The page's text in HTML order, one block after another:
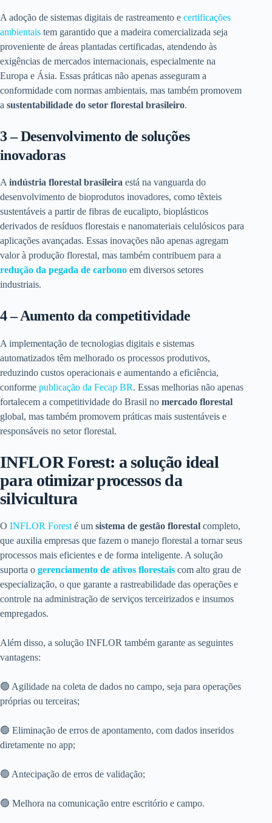
A adoção de sistemas digitais de rastreamento e certificações
ambientais tem garantido que a madeira comercializada seja
proveniente de áreas plantadas certificadas, atendendo às
exigências de mercados internacionais, especialmente na
Europa e Ásia. Essas práticas não apenas asseguram a
conformidade com normas ambientais, mas também promovem
a sustentabilidade do setor florestal brasileiro.
3 – Desenvolvimento de soluções
inovadoras
A indústria florestal brasileira está na vanguarda do
desenvolvimento de bioprodutos inovadores, como têxteis
sustentáveis a partir de fibras de eucalipto, bioplásticos
derivados de resíduos florestais e nanomateriais celulósicos para
aplicações avançadas. Essas inovações não apenas agregam
valor à produção florestal, mas também contribuem para a
redução da pegada de carbono em diversos setores
industriais.
4 – Aumento da competitividade
A implementação de tecnologias digitais e sistemas
automatizados têm melhorado os processos produtivos,
reduzindo custos operacionais e aumentando a eficiência,
conforme publicação da Fecap BR. Essas melhorias não apenas
fortalecem a competitividade do Brasil no mercado florestal
global, mas também promovem práticas mais sustentáveis e
responsáveis no setor florestal.
INFLOR Forest: a solução ideal
para otimizar processos da
silvicultura
O INFLOR Forest é um sistema de gestão florestal completo,
que auxilia empresas que fazem o manejo florestal a tornar seus
processos mais eficientes e de forma inteligente. A solução
suporta o gerenciamento de ativos florestais com alto grau de
especialização, o que garante a rastreabilidade das operações e
controle na administração de serviços terceirizados e insumos
empregados.
Além disso, a solução INFLOR também garante as seguintes
vantagens:
🟢 Agilidade na coleta de dados no campo, seja para operações
próprias ou terceiras;
🟢 Eliminação de erros de apontamento, com dados inseridos
diretamente no app;
🟢 Antecipação de erros de validação;
🟢 Melhora na comunicação entre escritório e campo.